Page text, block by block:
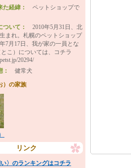
た経緯： ペットショップで
ついて： 2010年5月31日、北
まれ。札幌のペットショップ
7月17日、我が家の一員とな
こ）については、コチラ
20294/
： 健常犬
）の家族
リンク
い〉のランキングはコチラ